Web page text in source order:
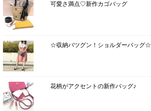
可愛さ満点♡新作カゴバッグ
☆収納バツグン！ショルダーバッグ☆
花柄がアクセントの新作バッグ♪